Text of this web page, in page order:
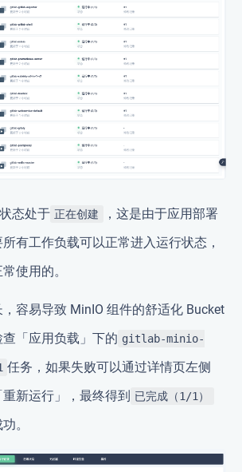
态处于 正在创建
，这是由于应用部署
有工作负载可以正常进入运行状态，
使用的。
容易导致 MinIO 组件的舒适化 Bucket
「应用负载」下的 gitlab-minio-
任务，如果失败可以通过详情页左侧
重新运行」，最终得到 已完成（1/1）
。